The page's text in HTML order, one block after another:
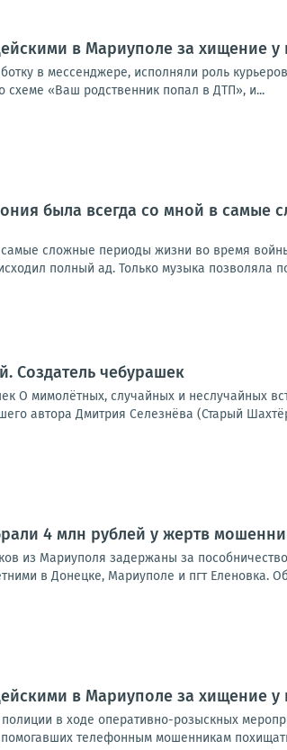
в Мариуполе за хищение
в мессенджере, исполняли роль
«Ваш родственник попал в ДТП», и...
была всегда со мной в
сложные периоды жизни во время
полный ад. Только музыка позволяла
Создатель чебурашек
О мимолётных, случайных и неслучайных
автора Дмитрия Селезнёва (Старый
4 млн рублей у жертв
из Мариуполя задержаны за
в Донецке, Мариуполе и пгт Еленовка.
в Мариуполе за хищение
в ходе оперативно-розыскных
телефонным мошенникам